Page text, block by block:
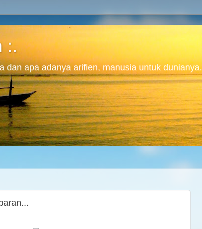
:.
dan apa adanya arifien, manusia untuk dunianya.